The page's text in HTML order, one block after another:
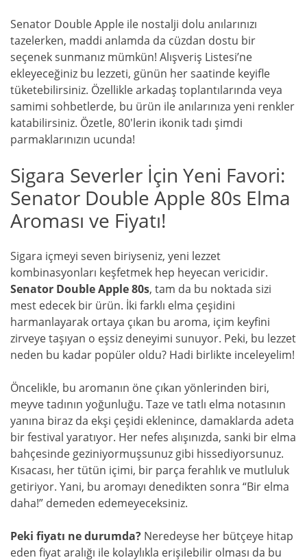
Senator Double Apple ile nostalji dolu anılarınızı
tazelerken, maddi anlamda da cüzdan dostu bir
seçenek sunmanız mümkün! Alışveriş Listesi’ne
ekleyeceğiniz bu lezzeti, günün her saatinde keyifle
tüketebilirsiniz. Özellikle arkadaş toplantılarında veya
samimi sohbetlerde, bu ürün ile anılarınıza yeni renkler
katabilirsiniz. Özetle, 80'lerin ikonik tadı şimdi
parmaklarınızın ucunda!
Sigara Severler İçin Yeni Favori:
Senator Double Apple 80s Elma
Aroması ve Fiyatı!
Sigara içmeyi seven biriyseniz, yeni lezzet
kombinasyonları keşfetmek hep heyecan vericidir.
Senator Double Apple 80s, tam da bu noktada sizi
mest edecek bir ürün. İki farklı elma çeşidini
harmanlayarak ortaya çıkan bu aroma, içim keyfini
zirveye taşıyan o eşsiz deneyimi sunuyor. Peki, bu lezzet
neden bu kadar popüler oldu? Hadi birlikte inceleyelim!
Öncelikle, bu aromanın öne çıkan yönlerinden biri,
meyve tadının yoğunluğu. Taze ve tatlı elma notasının
yanına biraz da ekşi çeşidi eklenince, damaklarda adeta
bir festival yaratıyor. Her nefes alışınızda, sanki bir elma
bahçesinde geziniyormuşsunuz gibi hissediyorsunuz.
Kısacası, her tütün içimi, bir parça ferahlık ve mutluluk
getiriyor. Yani, bu aromayı denedikten sonra “Bir elma
daha!” demeden edemeyeceksiniz.
Peki fiyatı ne durumda? Neredeyse her bütçeye hitap
eden fiyat aralığı ile kolaylıkla erişilebilir olması da bu